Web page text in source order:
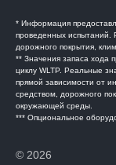
* Информация
проведенных испытаний.
дорожного покрытия,
** Значения запаса хода
циклу WLTP. Реальные
прямой зависимости от
средством, дорожного
окружающей среды.
*** Опциональное
© 2026